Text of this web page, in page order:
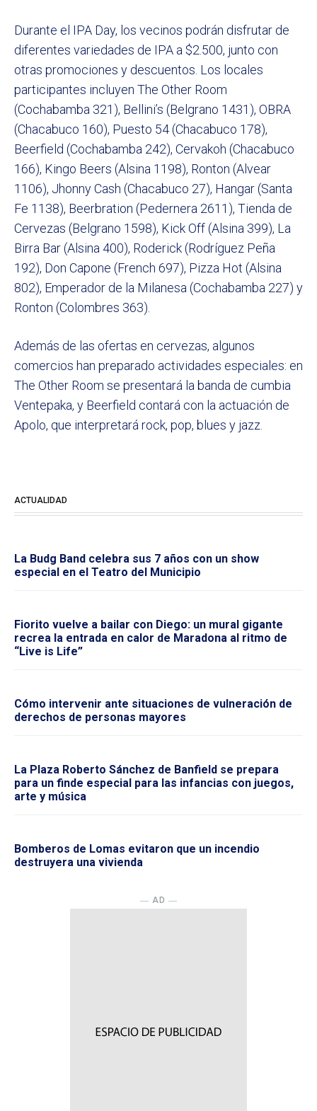
Durante el IPA Day, los vecinos podrán disfrutar de
diferentes variedades de IPA a $2.500, junto con
otras promociones y descuentos. Los locales
participantes incluyen The Other Room
(Cochabamba 321), Bellini’s (Belgrano 1431), OBRA
(Chacabuco 160), Puesto 54 (Chacabuco 178),
Beerfield (Cochabamba 242), Cervakoh (Chacabuco
166), Kingo Beers (Alsina 1198), Ronton (Alvear
1106), Jhonny Cash (Chacabuco 27), Hangar (Santa
Fe 1138), Beerbration (Pedernera 2611), Tienda de
Cervezas (Belgrano 1598), Kick Off (Alsina 399), La
Birra Bar (Alsina 400), Roderick (Rodríguez Peña
192), Don Capone (French 697), Pizza Hot (Alsina
802), Emperador de la Milanesa (Cochabamba 227) y
Ronton (Colombres 363).
Además de las ofertas en cervezas, algunos
comercios han preparado actividades especiales: en
The Other Room se presentará la banda de cumbia
Ventepaka, y Beerfield contará con la actuación de
Apolo, que interpretará rock, pop, blues y jazz.
ACTUALIDAD
La Budg Band celebra sus 7 años con un show
especial en el Teatro del Municipio
Fiorito vuelve a bailar con Diego: un mural gigante
recrea la entrada en calor de Maradona al ritmo de
“Live is Life”
Cómo intervenir ante situaciones de vulneración de
derechos de personas mayores
La Plaza Roberto Sánchez de Banfield se prepara
para un finde especial para las infancias con juegos,
arte y música
Bomberos de Lomas evitaron que un incendio
destruyera una vivienda
― AD ―